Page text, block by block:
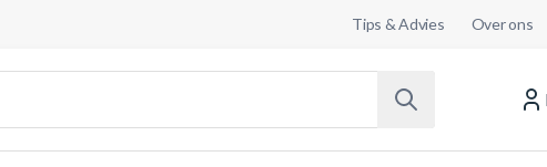
Tips & Advies Over ons